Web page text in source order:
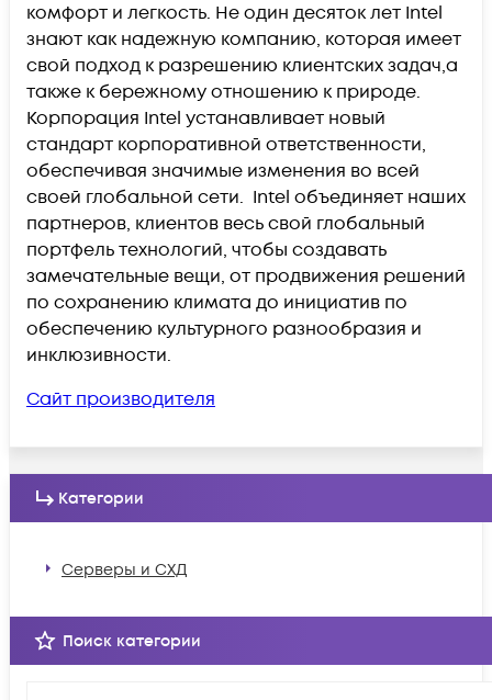
комфорт и легкость. Не один десяток лет Intel
знают как надежную компанию, которая имеет
свой подход к разрешению клиентских задач,а
также к бережному отношению к природе.
Корпорация Intel устанавливает новый
стандарт корпоративной ответственности,
обеспечивая значимые изменения во всей
своей глобальной сети. Intel объединяет наших
партнеров, клиентов весь свой глобальный
портфель технологий, чтобы создавать
замечательные вещи, от продвижения решений
по сохранению климата до инициатив по
обеспечению культурного разнообразия и
инклюзивности.
Сайт производителя
Категории
Серверы и СХД
Поиск категории